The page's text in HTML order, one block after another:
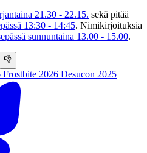
21.30 - 22.15. sekä pitää
13:30 - 14:45. Nimikirjoituksia
sunnuntaina 13.00 - 15.00.
👎
Frostbite 2026 Desucon 2025